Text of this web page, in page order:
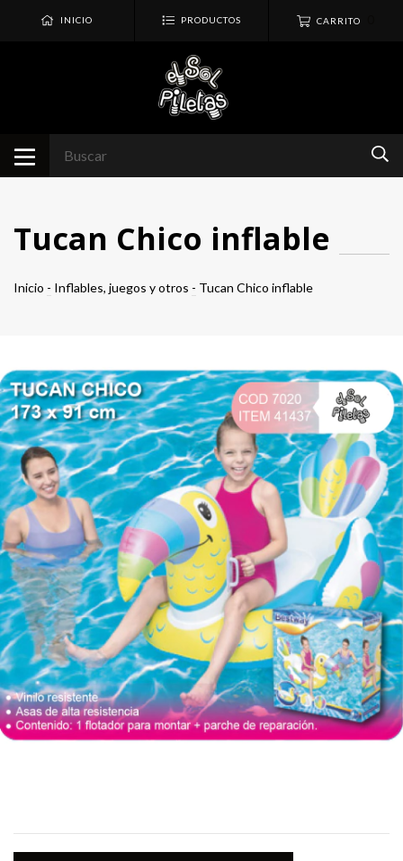
INICIO PRODUCTOS CARRITO
Tucan Chico inflable
Inicio - Inflables, juegos y otros - Tucan Chico inflable